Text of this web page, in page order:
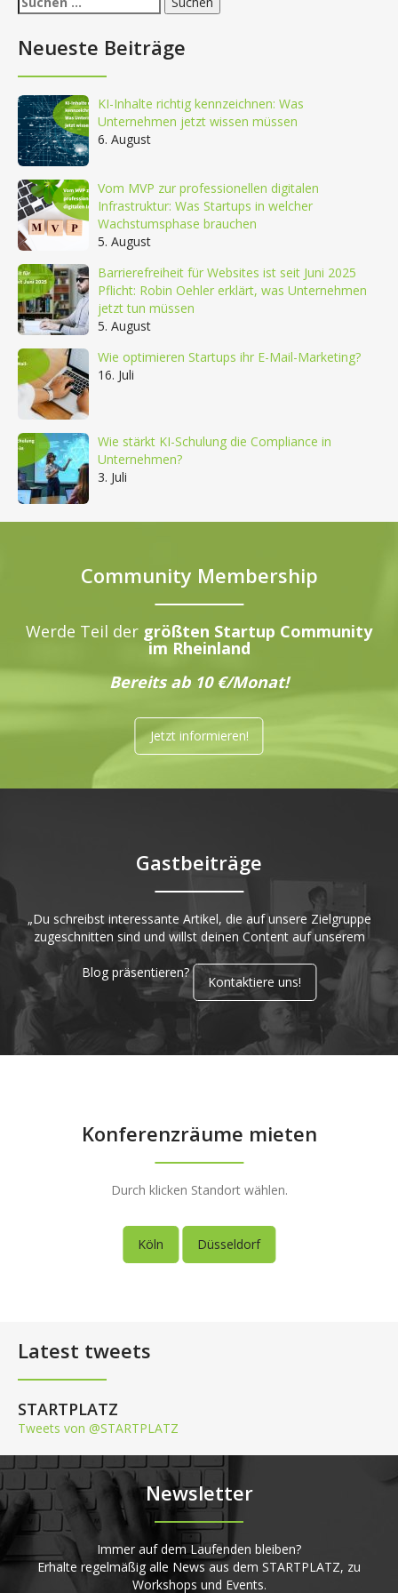
nach:
Neueste Beiträge
KI-Inhalte richtig kennzeichnen: Was
Unternehmen jetzt wissen müssen
6. August
Vom MVP zur professionellen digitalen
Infrastruktur: Was Startups in welcher
Wachstumsphase brauchen
5. August
Barrierefreiheit für Websites ist seit Juni 2025
Pflicht: Robin Oehler erklärt, was Unternehmen
jetzt tun müssen
5. August
Wie optimieren Startups ihr E-Mail-Marketing?
16. Juli
Wie stärkt KI-Schulung die Compliance in
Unternehmen?
3. Juli
Community Membership
Werde Teil der größten Startup Community
im Rheinland
Bereits ab 10 €/Monat!
Jetzt informieren!
Gastbeiträge
„Du schreibst interessante Artikel, die auf unsere Zielgruppe
zugeschnitten sind und willst deinen Content auf unserem
Blog präsentieren?
Kontaktiere uns!
Konferenzräume mieten
Durch klicken Standort wählen.
Köln Düsseldorf
Latest tweets
STARTPLATZ
Tweets von @STARTPLATZ
Newsletter
Immer auf dem Laufenden bleiben?
Erhalte regelmäßig alle News aus dem STARTPLATZ, zu
Workshops und Events.